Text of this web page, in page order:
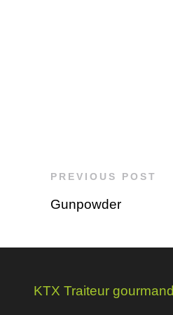
PREVIOUS POST
Gunpowder
KTX Traiteur gourmand